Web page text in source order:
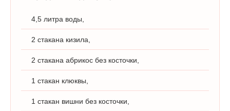
4,5 литра воды,
2 стакана кизила,
2 стакана абрикос без косточки,
1 стакан клюквы,
1 стакан вишни без косточки,